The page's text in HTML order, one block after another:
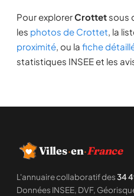
Pour explorerCrottet sous
les photos de Crottet, la
proximité, ou la fiche
statistiques INSEE et les
Villes·en·France
L'annuaire collaboratif des34
Données INSEE, DVF,